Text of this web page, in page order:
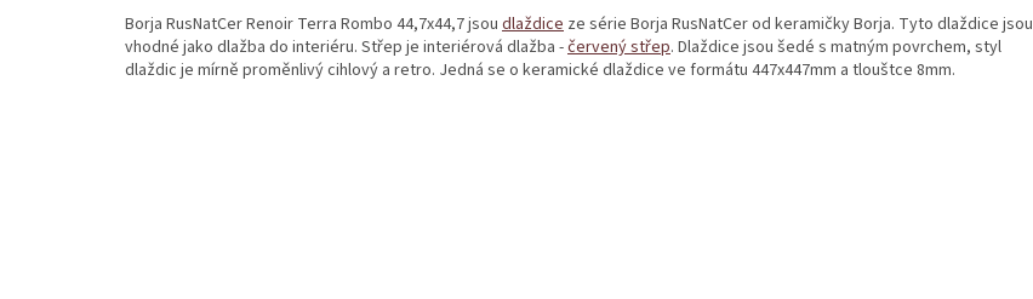
Borja RusNatCer Renoir Terra Rombo 44,7x44,7 jsou dlaždice ze série Borja RusNatCer od keramičky Borja. Tyto dlaždice jsou
vhodné jako dlažba do interiéru. Střep je interiérová dlažba -červený střep. Dlaždice jsou šedé s matným povrchem, styl
dlaždic je mírně proměnlivý cihlový a retro. Jedná se o keramické dlaždice ve formátu 447x447mm a tlouštce 8mm.